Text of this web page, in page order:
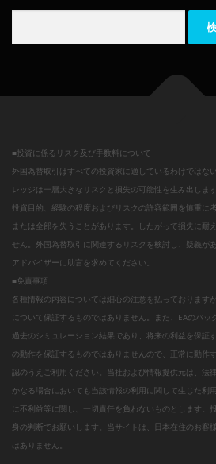
■投資に係るリスク及び手数料について
外国為替取引はすべての投資家に適しているわけではな
レッジは一層大きなリスクと損失の可能性を生み出しま
投資目的、経験の程度およびリスクの許容範囲を慎重に
または全部を失うことがあります。したがって損失に耐
せん。外国為替取引に関連するリスクを検討し、疑義が
アドバイザーに助言を求めてください。
■免責事項
各種情報の内容については細心の注意を払っております
について保証するものではありません。また、EAのバ
過去のシミュレーション結果であり、将来の利益を保証
の動作を保証するものではありませんので、正常に動作
認のうえご利用ください。当社および情報提供元は、法
かなる場合においても当該情報の利用に関して生じた利
に不利益等に関し、一切責任を負わないものとします。
身の判断でお願いします。当サイトは、日本在住のお客
はありません。